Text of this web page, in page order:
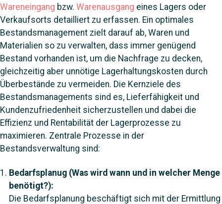
Wareneingang bzw. Warenausgang eines Lagers oder
Verkaufsorts detailliert zu erfassen. Ein optimales
Bestandsmanagement zielt darauf ab, Waren und
Materialien so zu verwalten, dass immer genügend
Bestand vorhanden ist, um die Nachfrage zu decken,
gleichzeitig aber unnötige Lagerhaltungskosten durch
Überbestände zu vermeiden. Die Kernziele des
Bestandsmanagements sind es, Lieferfähigkeit und
Kundenzufriedenheit sicherzustellen und dabei die
Effizienz und Rentabilität der Lagerprozesse zu
maximieren. Zentrale Prozesse in der
Bestandsverwaltung sind:
Bedarfsplanug (Was wird wann und in welcher Menge
benötigt?):
Die Bedarfsplanung beschäftigt sich mit der Ermittlung